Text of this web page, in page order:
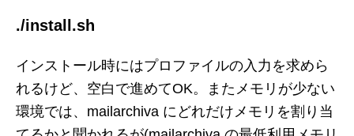
./install.sh
インストール時にはプロファイルの入力を求めら
れるけど、空白で進めてOK。またメモリが少ない
環境では、mailarchiva にどれだけメモリを割り当